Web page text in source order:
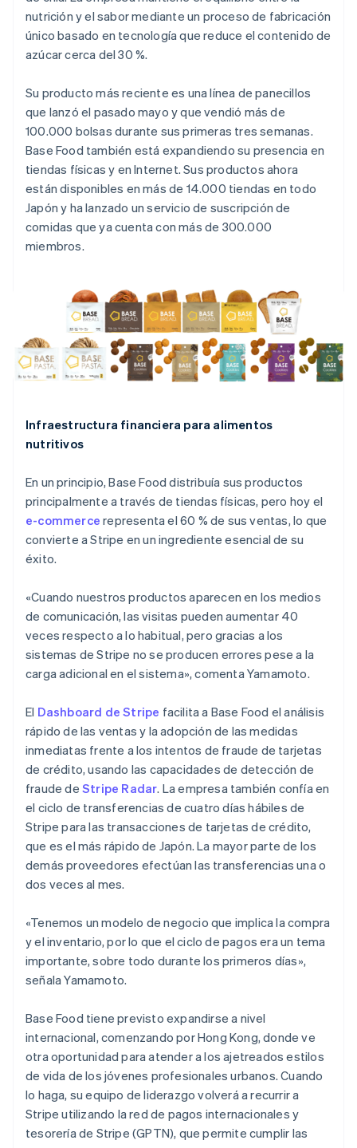
nutrición y el sabor mediante un proceso de fabricación
único basado en tecnología que reduce el contenido de
azúcar cerca del 30 %.
Su producto más reciente es una línea de panecillos
que lanzó el pasado mayo y que vendió más de
100.000 bolsas durante sus primeras tres semanas.
Base Food también está expandiendo su presencia en
tiendas físicas y en Internet. Sus productos ahora
están disponibles en más de 14.000 tiendas en todo
Japón y ha lanzado un servicio de suscripción de
comidas que ya cuenta con más de 300.000
miembros.
Infraestructura financiera para alimentos
nutritivos
En un principio, Base Food distribuía sus productos
principalmente a través de tiendas físicas, pero hoy el
e-commerce representa el 60 % de sus ventas, lo que
convierte a Stripe en un ingrediente esencial de su
éxito.
«Cuando nuestros productos aparecen en los medios
de comunicación, las visitas pueden aumentar 40
veces respecto a lo habitual, pero gracias a los
sistemas de Stripe no se producen errores pese a la
carga adicional en el sistema», comenta Yamamoto.
El Dashboard de Stripe facilita a Base Food el análisis
rápido de las ventas y la adopción de las medidas
inmediatas frente a los intentos de fraude de tarjetas
de crédito, usando las capacidades de detección de
fraude de Stripe Radar. La empresa también confía en
el ciclo de transferencias de cuatro días hábiles de
Stripe para las transacciones de tarjetas de crédito,
que es el más rápido de Japón. La mayor parte de los
demás proveedores efectúan las transferencias una o
dos veces al mes.
«Tenemos un modelo de negocio que implica la compra
y el inventario, por lo que el ciclo de pagos era un tema
importante, sobre todo durante los primeros días»,
señala Yamamoto.
Base Food tiene previsto expandirse a nivel
internacional, comenzando por Hong Kong, donde ve
otra oportunidad para atender a los ajetreados estilos
de vida de los jóvenes profesionales urbanos. Cuando
lo haga, su equipo de liderazgo volverá a recurrir a
Stripe utilizando la red de pagos internacionales y
tesorería de Stripe (GPTN), que permite cumplir las
Alemania
DeutschEnglish
Australia
English
Austria
Deutsch English
NederlandsFrançaisDeutschEnglish
Brasil
PortuguêsEnglish
Bulgaria
EnglishFrançais
China continental
简体中文English
Chipre
Croacia
EnglishItaliano
Dinamarca
English
Emiratos Árabes Unidos
Eslovaquia
English